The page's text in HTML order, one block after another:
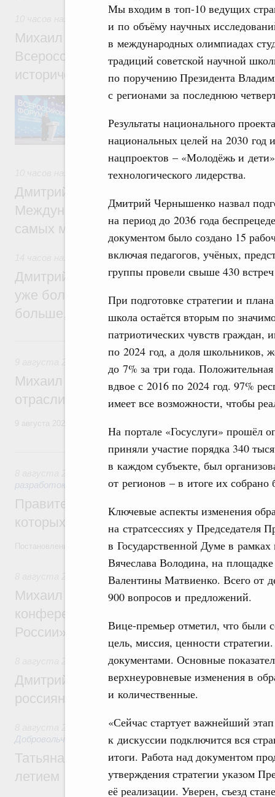
Мы входим в топ-10 ведущих
и по объёму научных
в международных олимпиадах
традиций советской научной
по поручению Президента
с регионами за последнюю
Результаты национального
национальных целей на 2030 год
нацпроектов – «Молодёжь и
технологического лидерства.
Дмитрий Чернышенко назвал
на период до 2036 года
документом было создано 15
включая педагогов, учёных,
группы провели свыше 430
При подготовке стратегии и
школа остаётся вторым по
патриотических чувств граждан,
по 2024 год, а доля школьников,
до 7% за три года.
вдвое с 2016 по 2024 год. 97%
имеет все возможности, чтобы
На портале «Госуслуги» прошёл
приняли участие порядка 340
в каждом субъекте, был
от регионов – в итоге их собрано
Ключевые аспекты изменения
на стратсессиях у
в Государственной Думе в рамках
Вячеслава Володина, на
Валентины Матвиенко. Всего от
900 вопросов и предложений.
Вице-премьер отметил, что были
цель, миссия, ценности
документами. Основные
верхнеуровневые изменения в
и количественные.
«Сейчас стартует важнейший
к дискуссии подключится вся
итоги. Работа над документом
утверждения стратегии указом
её реализации. Уверен, съезд
Экономика городов. Городская среда
Михаил Мишустин принял участие в
Всероссийского форума «Развитие
исторических поселений»
Председатель Правительства выступил
Молодёжная политика
Дмитрий Чернышенко: В волонтёрский
Международного фестиваля молодёжи
самых мотивированных и активных
Среднее профессиональное образование
Дмитрий Чернышенко: В колледжи и
уже более 3,2 млн заявлений –
больше, чем за аналогичный период
Вчера
Михаил Мишустин поздравил
отрасли с профессиональным
8 августа, суббота
Государственная политика в сфере
разработок
Правительство расширило перечень
которых освобождаются от НДФЛ
Постановление от 5 августа 2026 года №978
Отрасль информационных технологий
Михаил Мишустин дал поручения по
конференции «Цифровая индустрия
России»
Спорт высших достижений и массовый
Дмитрий Чернышенко и Михаил
россиян с Днём физкультурника
Социальные инновации. Некоммерческие
Добровольчество и волонтёрство. Благотворительность
Татьяна Голикова поздравила
летием